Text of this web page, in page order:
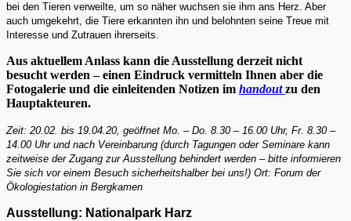
bei den Tieren verweilte, um so näher wuchsen sie ihm ans Herz. Aber
auch umgekehrt, die Tiere erkannten ihn und belohnten seine Treue mit
Interesse und Zutrauen ihrerseits.
Aus aktuellem Anlass kann die Ausstellung derzeit nicht
besucht werden – einen Eindruck vermitteln Ihnen aber die
Fotogalerie und die einleitenden Notizen im handout zu den
Hauptakteuren.
Zeit: 20.02. bis 19.04.20, geöffnet Mo. – Do. 8.30 – 16.00 Uhr, Fr. 8.30 –
14.00 Uhr und nach Vereinbarung (durch Tagungen oder Seminare kann
zeitweise der Zugang zur Ausstellung behindert werden – bitte informieren
Sie sich vor einem Besuch sicherheitshalber bei uns!) Ort: Forum der
Ökologiestation in Bergkamen
Ausstellung: Nationalpark Harz